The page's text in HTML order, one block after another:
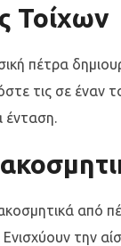
Τοίχων
πέτρα
τις σε έναν
ένταση.
από
Ενισχύουν την